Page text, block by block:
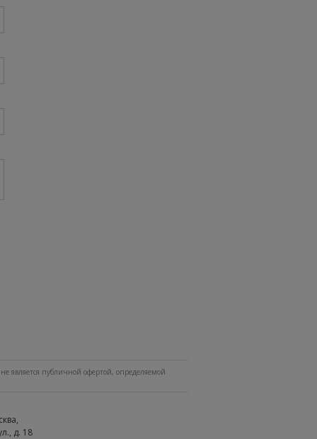
является публичной офертой, определяемой
,
д. 18